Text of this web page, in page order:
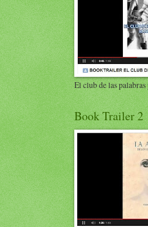
El club de las
Book Trailer 2